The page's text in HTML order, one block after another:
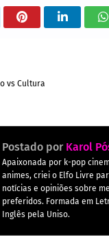
vs Cultura
Postado por Karol
Apaixonada por k-pop
animes, criei o Elfo Livre
notícias e opiniões sobre
preferidos. Formada em
Inglês pela Uniso.